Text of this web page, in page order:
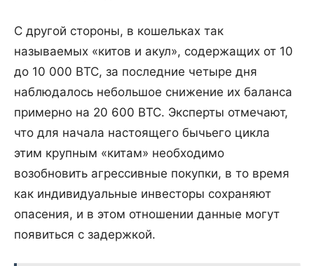
С другой стороны, в кошельках так
называемых «китов и акул», содержащих от 10
до 10 000 BTC, за последние четыре дня
наблюдалось небольшое снижение их баланса
примерно на 20 600 BTC. Эксперты отмечают,
что для начала настоящего бычьего цикла
этим крупным «китам» необходимо
возобновить агрессивные покупки, в то время
как индивидуальные инвесторы сохраняют
опасения, и в этом отношении данные могут
появиться с задержкой.